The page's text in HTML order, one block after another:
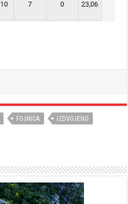
FOJNICA
IZDVOJENO